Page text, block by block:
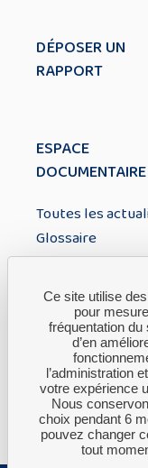
DÉPOSER UN
RAPPORT
ESPACE
DOCUMENTAIRE
Toutes les
Glossaire
À PROPOS
A propos du CTH
FAQ
Nous contacter
Ce site utilise
pour
fréquentation du
d’en
l’administration
votre expérience
Nous
choix pendant 6
pouvez changer
tout